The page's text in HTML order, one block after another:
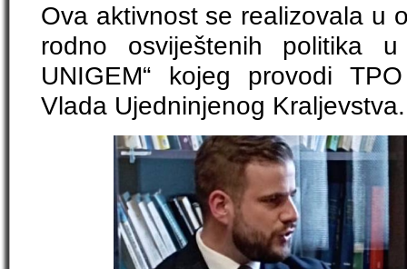
Ova aktivnost se realizovala u
rodno osviještenih politika
UNIGEM“ kojeg provodi
Vlada Ujedninjenog Kraljevstva.